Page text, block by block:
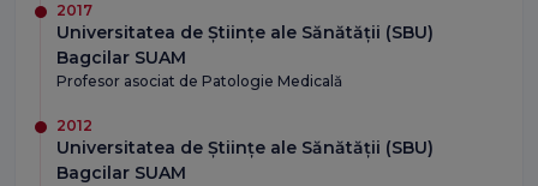
2017
Universitatea de Științe ale Sănătății (SBU)
Bagcilar SUAM
Profesor asociat de Patologie Medicală
2012
Universitatea de Științe ale Sănătății (SBU)
Bagcilar SUAM